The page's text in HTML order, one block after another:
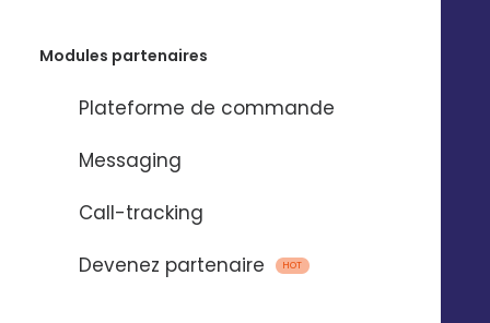
Modules partenaires
Plateforme de commande
Messaging
Call-tracking
Devenez partenaire
HOT
+46 %